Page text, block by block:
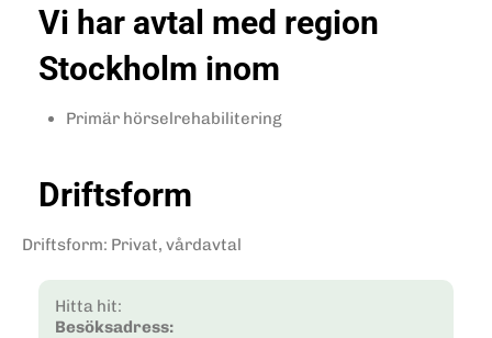
Vi har avtal med region
Stockholm inom
Primär hörselrehabilitering
Driftsform
Driftsform: Privat, vårdavtal
Hitta hit:
Besöksadress: